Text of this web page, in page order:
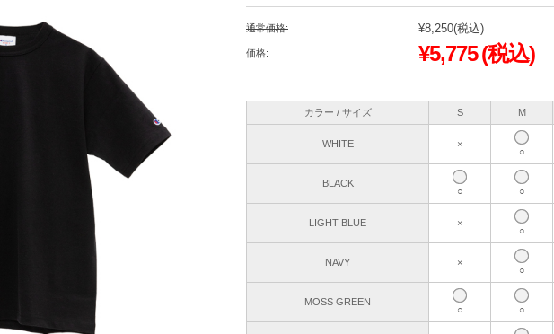
通常価格: ¥8,250(税込)
価格: ¥5,775(税込)
カラー / サイズ S M
WHITE ×
○
BLACK
○ ○
LIGHT BLUE ×
○
NAVY ×
○
MOSS GREEN
○ ○